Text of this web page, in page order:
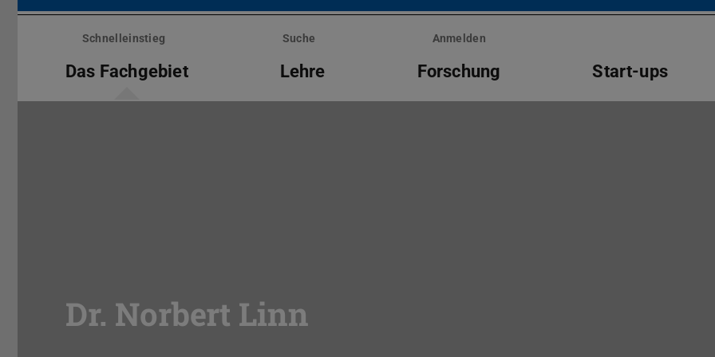
Menü
überspringenSchnelleinstieg Suche Anmelden
Das Fachgebiet Lehre Forschung Start-ups
Dr. Norbert Linn